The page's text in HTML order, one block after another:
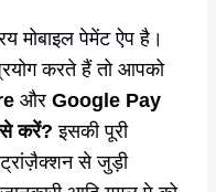
मोबाइल पेमेंट ऐप है।
करते हैं तो आपको
और Google Pay
करें? इसकी पूरी
ट्रांज़ैक्शन से जुड़ी